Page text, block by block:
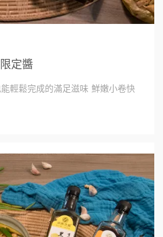
定醬
輕鬆完成的滿足滋味 鮮嫩小卷快